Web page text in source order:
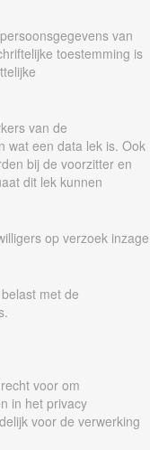
van
toestemming is
van de
wat een data lek is. Ook
bij de voorzitter en
dit lek kunnen
op verzoek inzage
met de
voor om
in het privacy
voor de verwerking